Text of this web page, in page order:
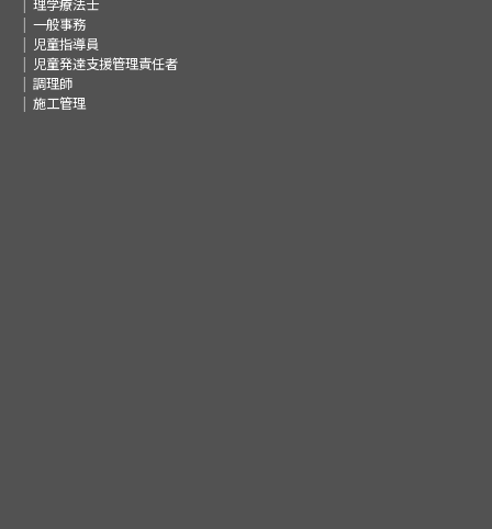
理学療法士
一般事務
児童指導員
児童発達支援管理責任者
調理師
施工管理